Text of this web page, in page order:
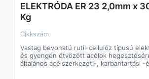
ELEKTRÓDA ER 23 2,0mm x
Kg
Cikkszám
Vastag bevonatú rutil-cellulóz típusú
és gyengén ötvözött acélok
általános acélszerkezeti-, karbantartási -